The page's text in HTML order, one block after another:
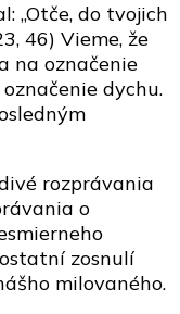
„Otče, do tvojich
46) Vieme, že
na označenie
dychu.
rozprávania
o
zosnulí
milovaného.